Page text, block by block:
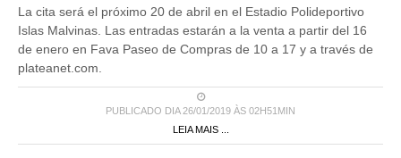
La cita será el próximo 20 de abril en el Estadio Polideportivo
Islas Malvinas. Las entradas estarán a la venta a partir del 16
de enero en Fava Paseo de Compras de 10 a 17 y a través de
plateanet.com.
PUBLICADO DIA 26/01/2019 ÀS 02H51MIN
LEIA MAIS ...